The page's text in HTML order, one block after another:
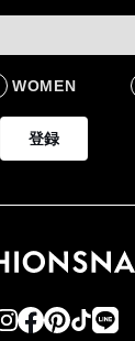
WOMEN
登録